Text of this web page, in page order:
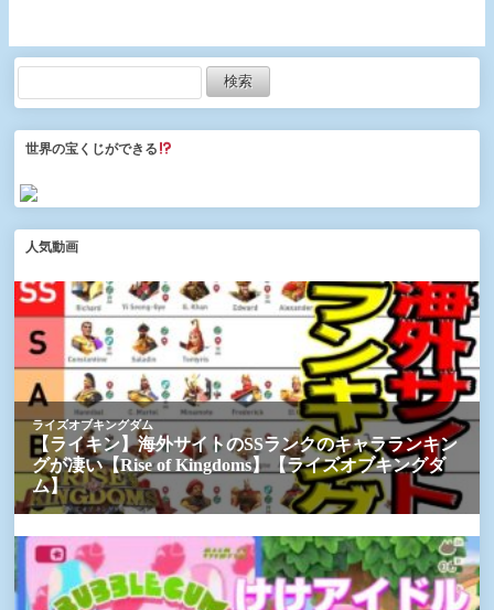
世界の宝くじができる
人気動画